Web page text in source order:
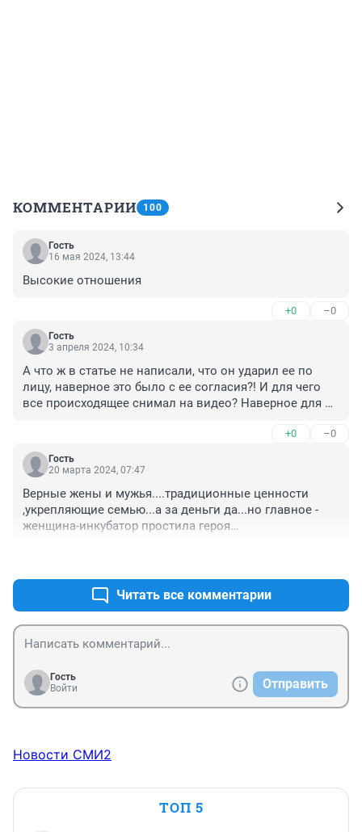
КОММЕНТАРИИ 100
Гость
16 мая 2024, 13:44
Высокие отношения
+0 –0
Гость
3 апреля 2024, 10:34
А что ж в статье не написали, что он ударил ее по
лицу, наверное это было с ее согласия?! И для чего
все происходящее снимал на видео? Наверное для
+0 –0
Гость
20 марта 2024, 07:47
Верные жены и мужья....традиционные ценности
,укрепляющие семью...а за деньги да...но главное -
женщина-инкубатор простила героя
Читать все комментарии
Гость
Войти
Отправить
Новости СМИ2
ТОП 5